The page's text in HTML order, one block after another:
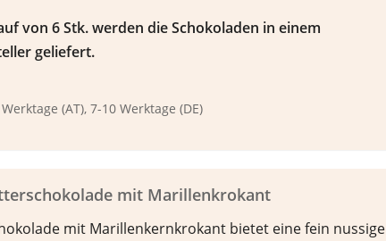
von 6 Stk. werden die Schokoladen in einem
geliefert.
(AT), 7-10 Werktage (DE)
mit Marillenkrokant
mit Marillenkernkrokant bietet eine fein nussige